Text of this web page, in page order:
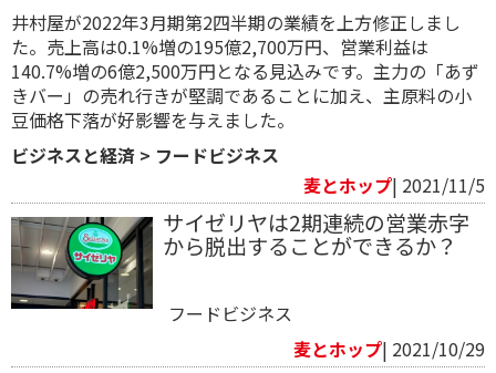
井村屋が2022年3月期第2四半期の業績を上方修正しまし
た。売上高は0.1%増の195億2,700万円、営業利益は
140.7%増の6億2,500万円となる見込みです。主力の「あず
きバー」の売れ行きが堅調であることに加え、主原料の小
豆価格下落が好影響を与えました。
ビジネスと経済 > フードビジネス
麦とホップ| 2021/11/5
サイゼリヤは2期連続の営業赤字
から脱出することができるか？
フードビジネス
麦とホップ| 2021/10/29